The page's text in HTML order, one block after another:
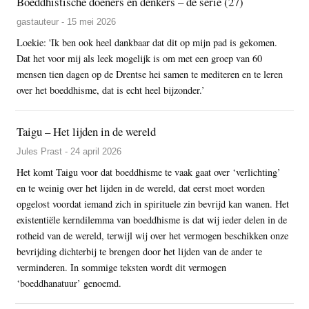
gastauteur - 15 mei 2026
Loekie: 'Ik ben ook heel dankbaar dat dit op mijn pad is gekomen.
Dat het voor mij als leek mogelijk is om met een groep van 60
mensen tien dagen op de Drentse hei samen te mediteren en te leren
over het boeddhisme, dat is echt heel bijzonder.’
Taigu – Het lijden in de wereld
Jules Prast - 24 april 2026
Het komt Taigu voor dat boeddhisme te vaak gaat over ‘verlichting’
en te weinig over het lijden in de wereld, dat eerst moet worden
opgelost voordat iemand zich in spirituele zin bevrijd kan wanen. Het
existentiële kerndilemma van boeddhisme is dat wij ieder delen in de
rotheid van de wereld, terwijl wij over het vermogen beschikken onze
bevrijding dichterbij te brengen door het lijden van de ander te
verminderen. In sommige teksten wordt dit vermogen
‘boeddhanatuur’ genoemd.